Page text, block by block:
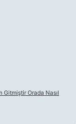
Orada Nasıl